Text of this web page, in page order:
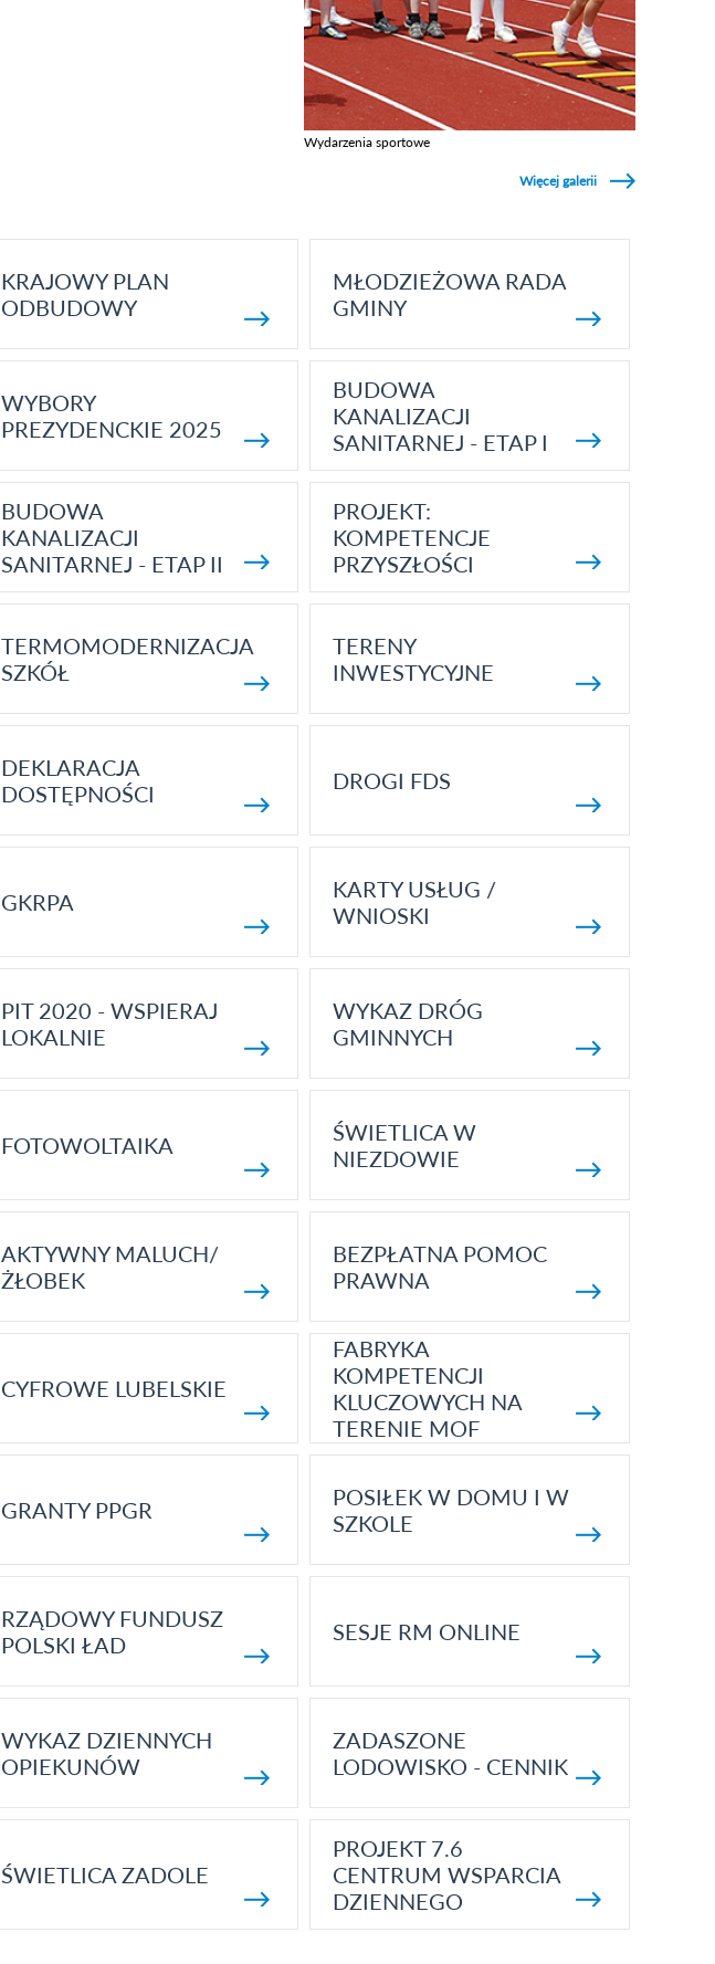
Wydarzenia sportowe
Więcej galerii
KRAJOWY PLAN
ODBUDOWY
MŁODZIEŻOWA RADA
GMINY
WYBORY
PREZYDENCKIE 2025
BUDOWA
KANALIZACJI
SANITARNEJ - ETAP I
BUDOWA
KANALIZACJI
SANITARNEJ - ETAP II
PROJEKT:
KOMPETENCJE
PRZYSZŁOŚCI
TERMOMODERNIZACJA
SZKÓŁ
TERENY
INWESTYCYJNE
DEKLARACJA
DOSTĘPNOŚCI
DROGI FDS
GKRPA
KARTY USŁUG /
WNIOSKI
PIT 2020 - WSPIERAJ
LOKALNIE
WYKAZ DRÓG
GMINNYCH
FOTOWOLTAIKA
ŚWIETLICA W
NIEZDOWIE
AKTYWNY MALUCH/
ŻŁOBEK
BEZPŁATNA POMOC
PRAWNA
CYFROWE LUBELSKIE
FABRYKA
KOMPETENCJI
KLUCZOWYCH NA
TERENIE MOF
GRANTY PPGR
POSIŁEK W DOMU I W
SZKOLE
RZĄDOWY FUNDUSZ
POLSKI ŁAD
SESJE RM ONLINE
WYKAZ DZIENNYCH
OPIEKUNÓW
ZADASZONE
LODOWISKO - CENNIK
ŚWIETLICA ZADOLE
PROJEKT 7.6
CENTRUM WSPARCIA
DZIENNEGO